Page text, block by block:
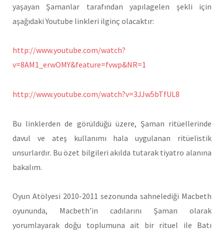
yaşayan Şamanlar tarafından yapılagelen şekli için
aşağıdaki Youtube linkleri ilginç olacaktır:
http://www.youtube.com/watch?
v=8AM1_erwOMY&feature=fvwp&NR=1
http://www.youtube.com/watch?v=3JJw5bTfUL8
Bu linklerden de görüldüğü üzere, Şaman ritüellerinde
davul ve ateş kullanımı hala uygulanan ritüelistik
unsurlardır. Bu özet bilgileri akılda tutarak tiyatro alanına
bakalım.
Oyun Atölyesi 2010-2011 sezonunda sahnelediği Macbeth
oyununda, Macbeth’in cadılarını Şaman olarak
yorumlayarak doğu toplumuna ait bir rituel ile Batı